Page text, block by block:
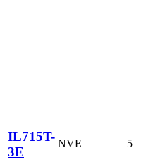
IL715T-
3E
NVE 5